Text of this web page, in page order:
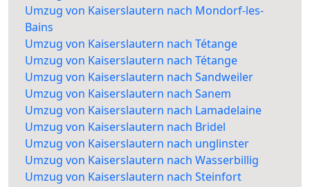
Umzug von Kaiserslautern nach Mondorf-les-
Bains
Umzug von Kaiserslautern nach Tétange
Umzug von Kaiserslautern nach Tétange
Umzug von Kaiserslautern nach Sandweiler
Umzug von Kaiserslautern nach Sanem
Umzug von Kaiserslautern nach Lamadelaine
Umzug von Kaiserslautern nach Bridel
Umzug von Kaiserslautern nach unglinster
Umzug von Kaiserslautern nach Wasserbillig
Umzug von Kaiserslautern nach Steinfort